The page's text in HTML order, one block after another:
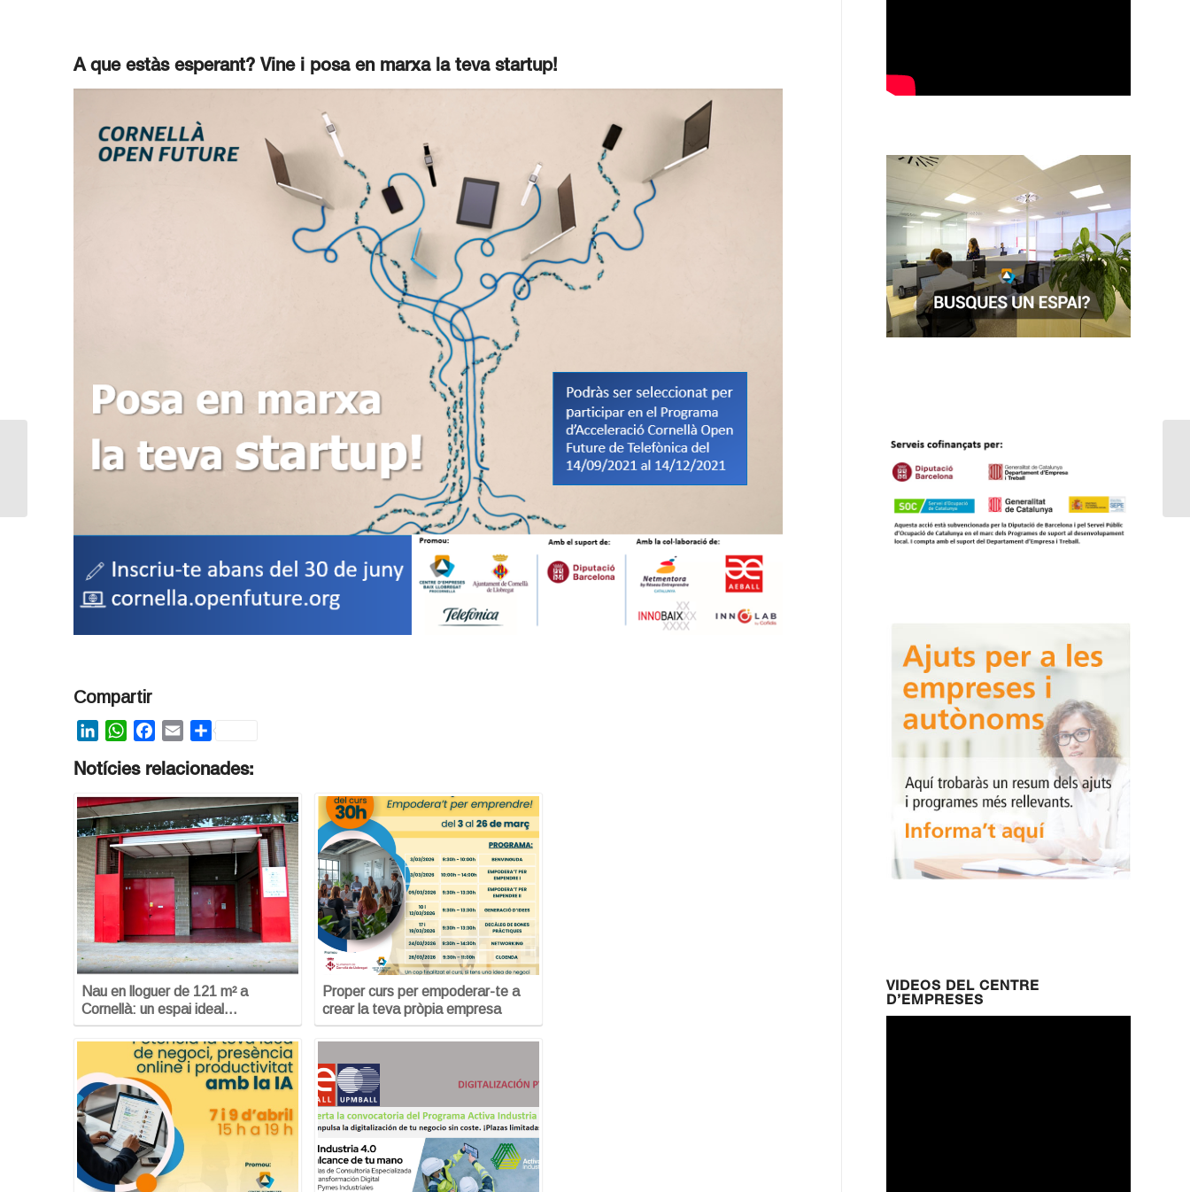
A que estàs esperant? Vine i posa en marxa la teva startup!
Compartir
LinkedInWhatsAppFacebook
EmailShare
Notícies relacionades:
Nau en lloguer de 121 m² a
Cornellà: un espai ideal…
Proper curs per empoderar-te a
crear la teva pròpia empresa
VIDEOS DEL CENTRE
D’EMPRESES
Entrevista a Francesc
de los Mozos – CEO